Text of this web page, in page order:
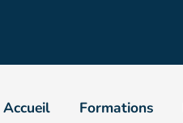
Accueil Formations